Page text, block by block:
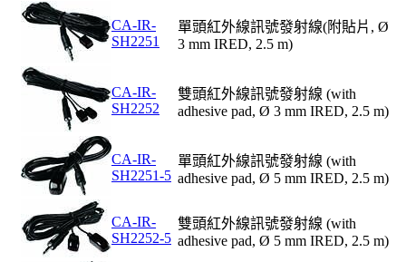
CA-IR-
SH2251
單頭紅外線訊號發射線(附貼片, Ø
3 mm IRED, 2.5 m)
CA-IR-
SH2252
雙頭紅外線訊號發射線 (with
adhesive pad, Ø 3 mm IRED, 2.5 m)
CA-IR-
SH2251-5
單頭紅外線訊號發射線 (with
adhesive pad, Ø 5 mm IRED, 2.5 m)
CA-IR-
SH2252-5
雙頭紅外線訊號發射線 (with
adhesive pad, Ø 5 mm IRED, 2.5 m)